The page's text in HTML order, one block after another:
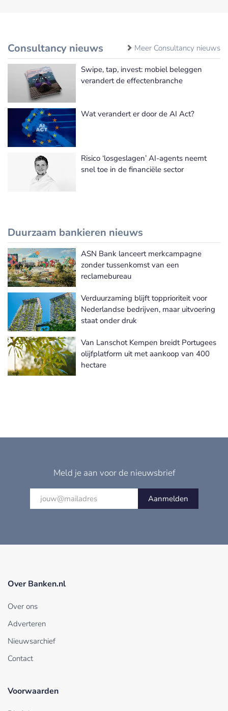
Consultancy nieuws Meer Consultancy nieuws
Swipe, tap, invest: mobiel beleggen
verandert de effectenbranche
Wat verandert er door de AI Act?
Risico ‘losgeslagen’ AI-agents neemt
snel toe in de financiële sector
Duurzaam bankieren nieuws
Meer Duurzaam bankieren nieuws
ASN Bank lanceert merkcampagne
zonder tussenkomst van een
reclamebureau
Verduurzaming blijft topprioriteit voor
Nederlandse bedrijven, maar uitvoering
staat onder druk
Van Lanschot Kempen breidt Portugees
olijfplatform uit met aankoop van 400
hectare
Meld je aan voor de nieuwsbrief
Aanmelden
Over Banken.nl
Over ons
Adverteren
Nieuwsarchief
Contact
Voorwaarden